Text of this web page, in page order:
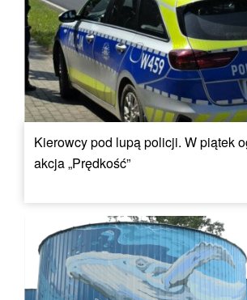
Kierowcy pod lupą policji. W piątek
akcja „Prędkość”